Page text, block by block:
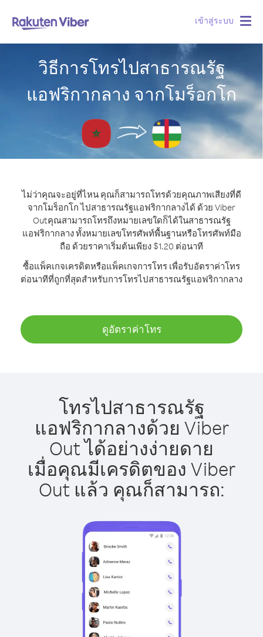
เข้าสู่ระบบ
วิธีการโทรไปสาธารณรัฐ
แอฟริกากลาง จากโมร็อกโก
ไม่ว่าคุณจะอยู่ที่ไหน คุณก็สามารถโทรด้วยคุณภาพเสียงที่ดี
จากโมร็อกโก ไปสาธารณรัฐแอฟริกากลางได้ ด้วย Viber
Outคุณสามารถโทรถึงหมายเลขใดก็ได้ในสาธารณรัฐ
แอฟริกากลาง ทั้งหมายเลขโทรศัพท์พื้นฐานหรือโทรศัพท์มือ
ถือ ด้วยราคาเริ่มต้นเพียง $1.20 ต่อนาที
ซื้อแพ็คเกจเครดิตหรือแพ็คเกจการโทร เพื่อรับอัตราค่าโทร
ต่อนาทีที่ถูกที่สุดสำหรับการโทรไปสาธารณรัฐแอฟริกากลาง
ดูอัตราค่าโทร
โทรไปสาธารณรัฐ
แอฟริกากลางด้วย Viber
Out ได้อย่างง่ายดาย
เมื่อคุณมีเครดิตของ Viber
Out แล้ว คุณก็สามารถ: